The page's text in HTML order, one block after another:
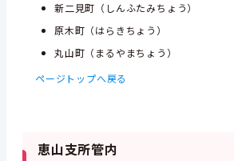
新二見町（しんふたみちょう）
原木町（はらきちょう）
丸山町（まるやまちょう）
ページトップへ戻る
恵山支所管内